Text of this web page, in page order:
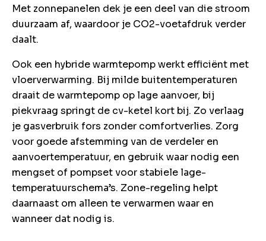
Met zonnepanelen dek je een deel van die stroom
duurzaam af, waardoor je CO2-voetafdruk verder
daalt.
Ook een hybride warmtepomp werkt efficiënt met
vloerverwarming. Bij milde buitentemperaturen
draait de warmtepomp op lage aanvoer, bij
piekvraag springt de cv-ketel kort bij. Zo verlaag
je gasverbruik fors zonder comfortverlies. Zorg
voor goede afstemming van de verdeler en
aanvoertemperatuur, en gebruik waar nodig een
mengset of pompset voor stabiele lage-
temperatuurschema’s. Zone-regeling helpt
daarnaast om alleen te verwarmen waar en
wanneer dat nodig is.